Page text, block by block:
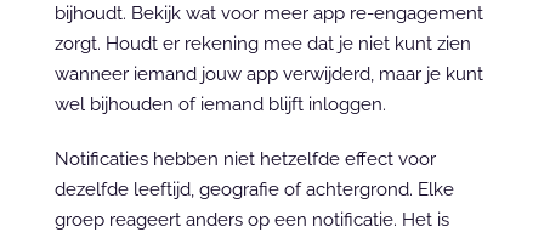
bijhoudt. Bekijk wat voor meer app re-engagement
zorgt. Houdt er rekening mee dat je niet kunt zien
wanneer iemand jouw app verwijderd, maar je kunt
wel bijhouden of iemand blijft inloggen.
Notificaties hebben niet hetzelfde effect voor
dezelfde leeftijd, geografie of achtergrond. Elke
groep reageert anders op een notificatie. Het is